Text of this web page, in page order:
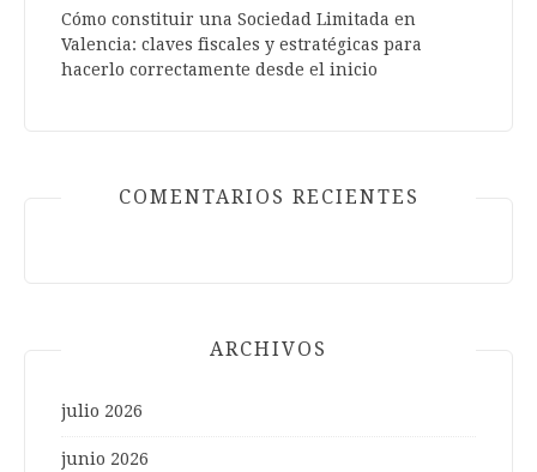
Cómo constituir una Sociedad Limitada en
Valencia: claves fiscales y estratégicas para
hacerlo correctamente desde el inicio
COMENTARIOS RECIENTES
ARCHIVOS
julio 2026
junio 2026